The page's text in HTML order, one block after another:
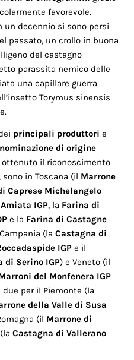
favorevole.
decennio si sono persi
passato, un crollo in buona
del castagno
parassita nemico delle
una capillare guerra
Torymus sinensis
principali produttori e
di origine
ottenuto il riconoscimento
in Toscana (il Marrone
Caprese Michelangelo
IGP, la Farina di
e la Farina di Castagne
(laCastagna di
IGP e il
di Serino IGP) e Veneto (il
del Monfenera IGP
due per il Piemonte (la
della Valle di Susa
(il Marrone di
(laCastagna di Vallerano